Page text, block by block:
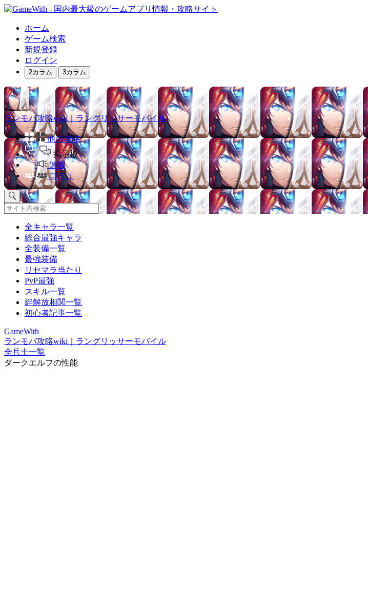
ホーム
ゲーム検索
新規登録
ログイン
2カラム 3カラム
ランモバ攻略wiki｜ラングリッサーモバイル
他の攻略
掲示板
速報
コミュ
全キャラ一覧
総合最強キャラ
全装備一覧
最強装備
リセマラ当たり
PvP最強
スキル一覧
絆解放相関一覧
初心者記事一覧
GameWith
ランモバ攻略wiki｜ラングリッサーモバイル
全兵士一覧
ダークエルフの性能